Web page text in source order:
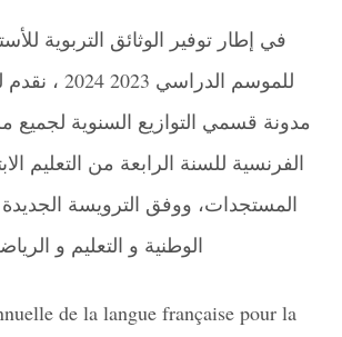
في إطار توفير الوثائق التربوية
للموسم
مدونة قسمي التوازيع السنوية لجميع
الفرنسية للسنة الرابعة من التعليم
المستجدات، ووفق الترويسة الجديدة
الوطنية و التعليم و
de la langue française pour la